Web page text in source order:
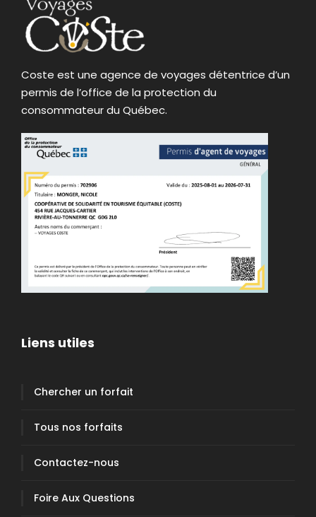
Coste est une agence de voyages détentrice d’un
permis de l’office de la protection du
consommateur du Québec.
Liens utiles
Chercher un forfait
Tous nos forfaits
Contactez-nous
Foire Aux Questions